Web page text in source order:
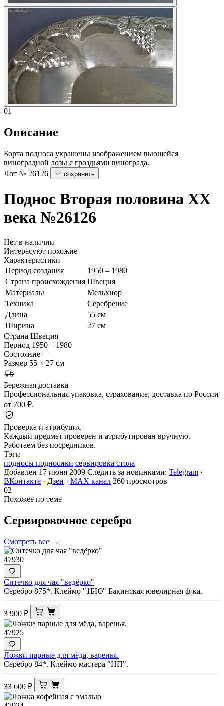
01
Описание
Борта подноса украшены изображением вьющейся
виноградной лозы с гроздьями винограда.
Лот № 26126
сохранить
Поднос Вторая половина ХХ
века №26126
Нет в наличии
Интересуют похожие
Характеристики
Период создания
1950 – 1980
Страна происхождения Швеция
Материалы
Мельхиор
Техника
Серебрение
Длина
55 см
Ширина
27 см
Страна Швеция
Период 1950 – 1980
Состояние —
Размер 55 × 27 см
Бережная доставка
Профессиональная упаковка, страхование, доставка по России
от 700 ₽.
Проверка и атрибуция
Каждый предмет проверен и атрибутирован вручную.
Работаем без посредников.
Тэги
подносы подносики сервировка стола
Добавлен 17 июня 2009 Следить за новинками: Telegram ·
ВКонтакте · Дзен · MAX канал 260 просмотров
02
Похожее по теме
Сервировочное серебро
Смотреть все →
47930
Ситечко для чая "ведёрко"
Серебро 875*. Клеймо "1БЮ" Бакинская ювелирная ф-ка.
3 900 ₽
47925
Ложки парные для мёда, варенья.
Серебро 84*. Клеймо мастера "НП".
33 600 ₽